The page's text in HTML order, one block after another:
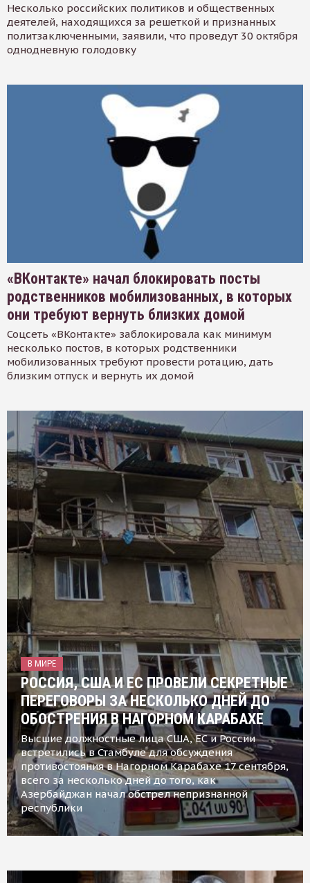
Несколько российских политиков и общественных
деятелей, находящихся за решеткой и признанных
политзаключенными, заявили, что проведут 30 октября
однодневную голодовку
«ВКонтакте» начал блокировать посты
родственников мобилизованных, в которых
они требуют вернуть близких домой
Соцсеть «ВКонтакте» заблокировала как минимум
несколько постов, в которых родственники
мобилизованных требуют провести ротацию, дать
близким отпуск и вернуть их домой
В МИРЕ
РОССИЯ, США И ЕС ПРОВЕЛИ СЕКРЕТНЫЕ
ПЕРЕГОВОРЫ ЗА НЕСКОЛЬКО ДНЕЙ ДО
ОБОСТРЕНИЯ В НАГОРНОМ КАРАБАХЕ
Высшие должностные лица США, ЕС и России
встретились в Стамбуле для обсуждения
противостояния в Нагорном Карабахе 17 сентября,
всего за несколько дней до того, как
Азербайджан начал обстрел непризнанной
республики